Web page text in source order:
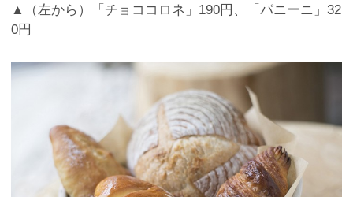
▲（左から）「チョココロネ」190円、「パニーニ」32
0円